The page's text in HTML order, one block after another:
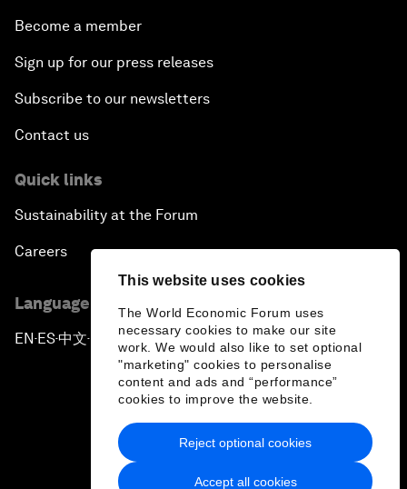
This website uses cookies
The World Economic Forum uses
necessary cookies to make our site
work. We would also like to set optional
"marketing" cookies to personalise
content and ads and “performance”
cookies to improve the website.
Accept all cookies
Reject optional cookies
Become a member
Sign up for our press releases
Subscribe to our newsletters
Contact us
Quick links
Sustainability at the Forum
Careers
Language editions
EN ▪ES▪中文▪ 日本語
Privacy Policy & Terms of Service